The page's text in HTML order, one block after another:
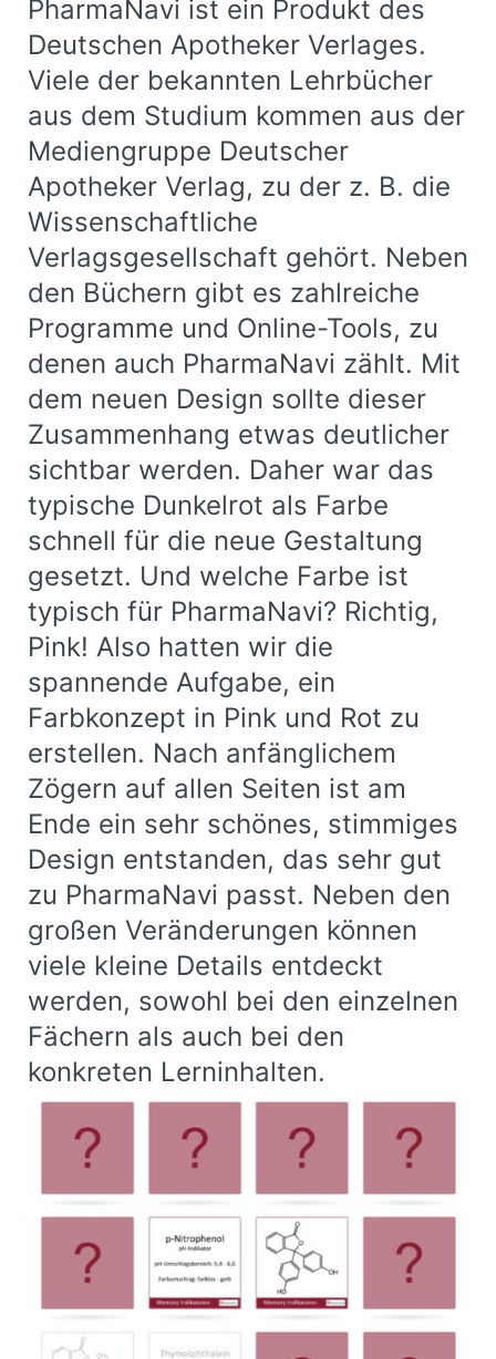
PharmaNavi ist ein Produkt des
Deutschen Apotheker Verlages.
Viele der bekannten Lehrbücher
aus dem Studium kommen aus der
Mediengruppe Deutscher
Apotheker Verlag, zu der z. B. die
Wissenschaftliche
Verlagsgesellschaft gehört. Neben
den Büchern gibt es zahlreiche
Programme und Online-Tools, zu
denen auch PharmaNavi zählt. Mit
dem neuen Design sollte dieser
Zusammenhang etwas deutlicher
sichtbar werden. Daher war das
typische Dunkelrot als Farbe
schnell für die neue Gestaltung
gesetzt. Und welche Farbe ist
typisch für PharmaNavi? Richtig,
Pink! Also hatten wir die
spannende Aufgabe, ein
Farbkonzept in Pink und Rot zu
erstellen. Nach anfänglichem
Zögern auf allen Seiten ist am
Ende ein sehr schönes, stimmiges
Design entstanden, das sehr gut
zu PharmaNavi passt. Neben den
großen Veränderungen können
viele kleine Details entdeckt
werden, sowohl bei den einzelnen
Fächern als auch bei den
konkreten Lerninhalten.